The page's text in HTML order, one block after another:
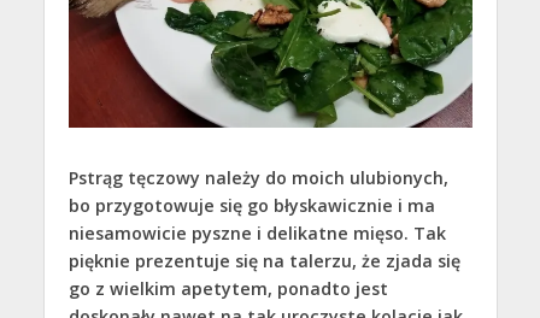
Pstrąg tęczowy należy do moich ulubionych,
bo przygotowuje się go błyskawicznie i ma
niesamowicie pyszne i delikatne mięso. Tak
pięknie prezentuje się na talerzu, że zjada się
go z wielkim apetytem, ponadto jest